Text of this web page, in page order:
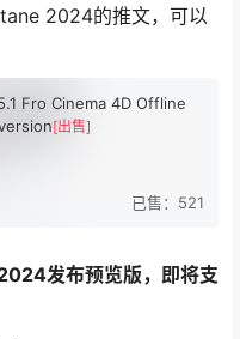
2024的推文，可以
Fro Cinema 4D Offline
[出售]
已售：521
发布预览版，即将支